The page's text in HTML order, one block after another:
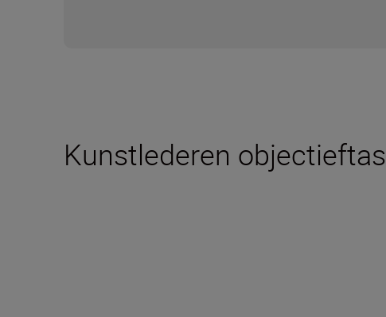
Kunstlederen objectieftas